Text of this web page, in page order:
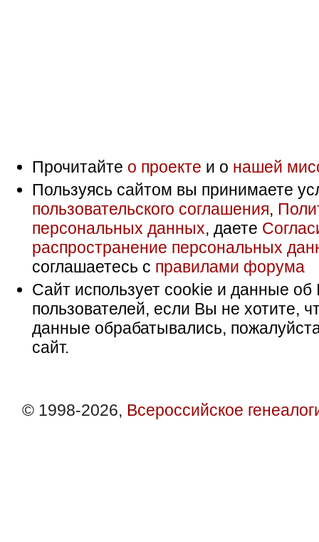
Прочитайте о проекте и о нашей
Пользуясь сайтом вы принимаете
пользовательского соглашения,
персональных данных, даете
распространение персональных
соглашаетесь с правилами форума
Сайт использует cookie и данные об
пользователей, если Вы не хотите,
данные обрабатывались,
сайт.
© 1998-2026, Всероссийское